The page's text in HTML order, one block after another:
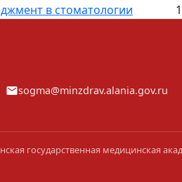
в стоматологии 1
sogma@minzdrav.alania.gov.ru
государственная медицинская